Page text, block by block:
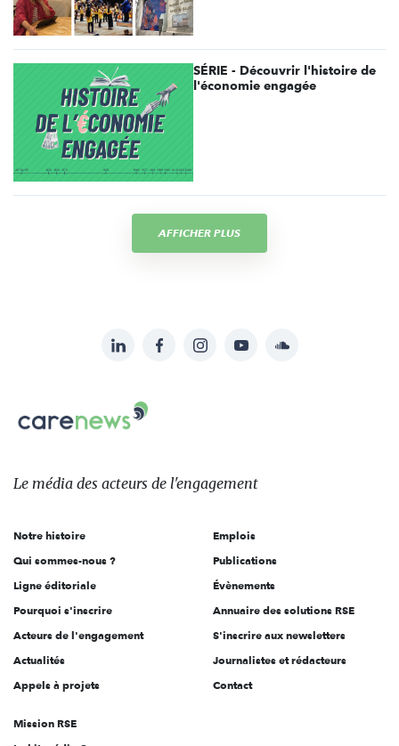
SÉRIE - Découvrir l'histoire de
l'économie engagée
AFFICHER PLUS
sur:
LinkedInFacebookInstagramYouTubeSoundcloud
Le
des
l'engagement
Le média des acteurs de l'engagement
Notre histoire
Qui sommes-nous ?
Ligne éditoriale
Pourquoi s'inscrire
Acteurs de l'engagement
Actualités
Appels à projets
Emplois
Publications
Évènements
Annuaire des solutions RSE
S'inscrire aux newsletters
Journalistes et rédacteurs
Contact
Mission RSE